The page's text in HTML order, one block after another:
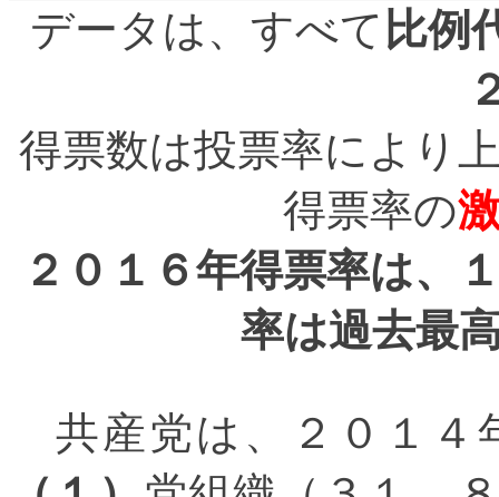
データは、すべて 比例
得票数は投票率により
得票率の
２０１６年得票率は、
率は過去最
共産党は、２０１４